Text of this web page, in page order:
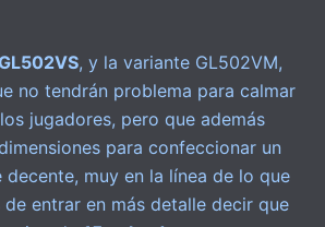
, y la variante GL502VM,
no tendrán problema para calmar
jugadores, pero que además
para confeccionar un
muy en la línea de lo que
de entrar en más detalle decir que